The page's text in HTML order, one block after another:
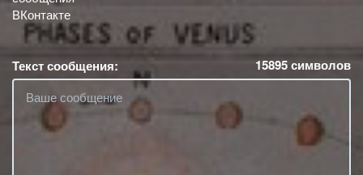
Текст сообщения: 15895символов